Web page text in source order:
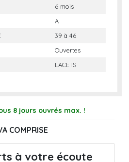
6 mois
A
39 à 46
Ouvertes
LACETS
8 jours ouvrés max. !
COMPRISE
à votre écoute